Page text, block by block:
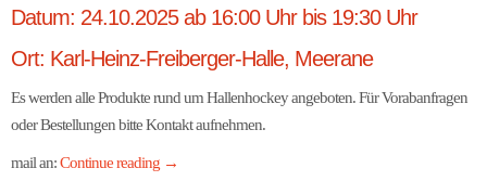
Datum: 24.10.2025 ab 16:00 Uhr bis 19:30 Uhr
Ort: Karl-Heinz-Freiberger-Halle, Meerane
Es werden alle Produkte rund um Hallenhockey angeboten. Für Vorabanfragen
oder Bestellungen bitte Kontakt aufnehmen.
mail an:Continue reading →